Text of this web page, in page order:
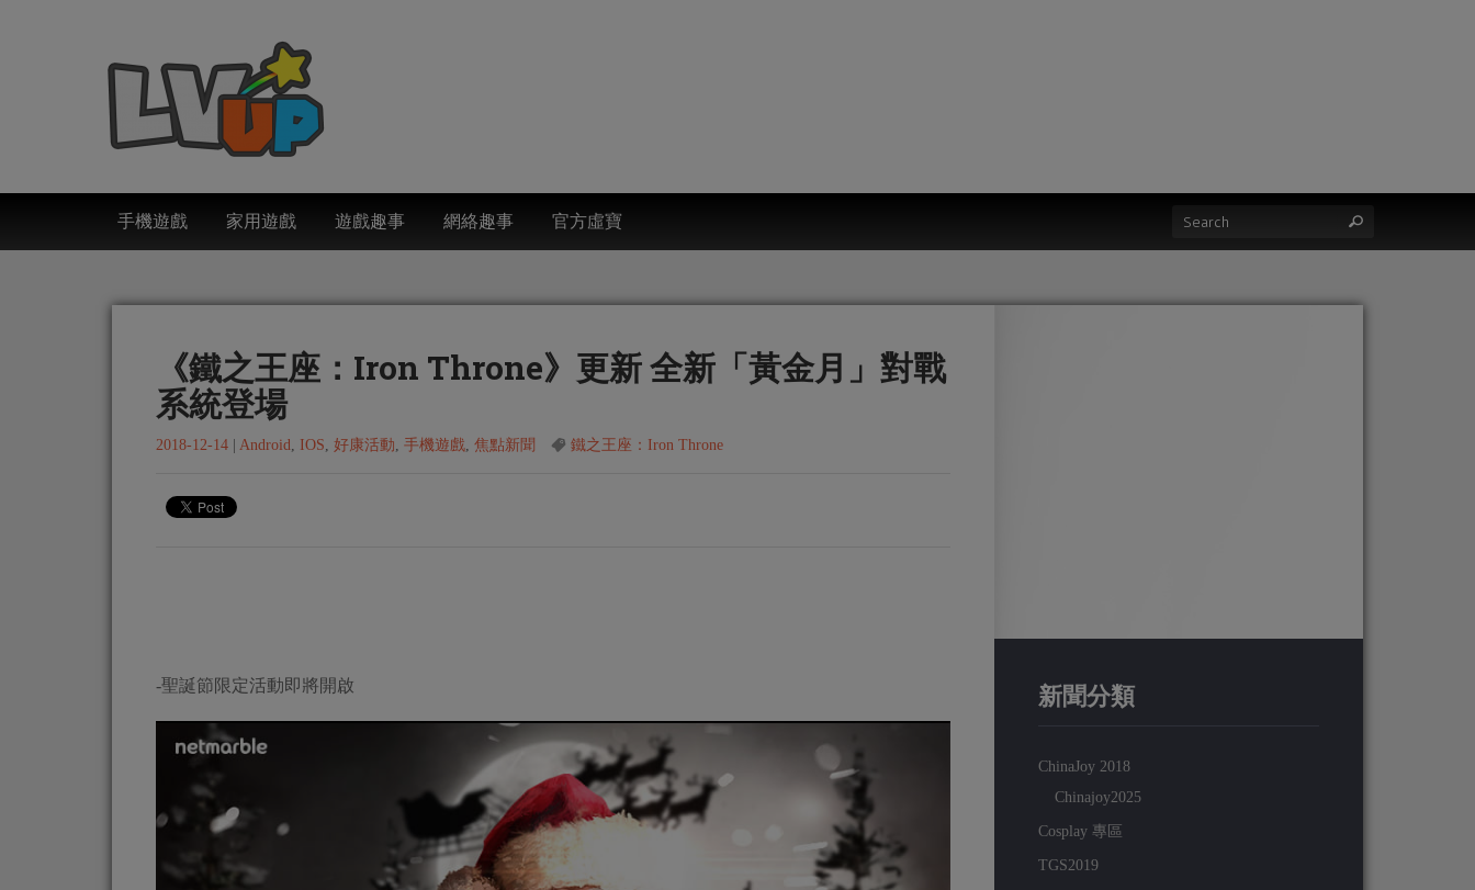
手機遊戲 家用遊戲 遊戲趣事 網絡趣事 官方虛寶
《鐵之王座：Iron Throne》更新 全新「黃金月」對戰
系統登場
2018-12-14 Android, IOS, 好康活動, 手機遊戲, 焦點新聞 鐵之王座：Iron Throne
-聖誕節限定活動即將開啟 新聞分類
ChinaJoy 2018
Chinajoy2025
Cosplay 專區
TGS2019